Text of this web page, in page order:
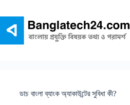
ডাচ বাংলা ব্যাংক অ্যাকাউন্টের সুবিধা কী?